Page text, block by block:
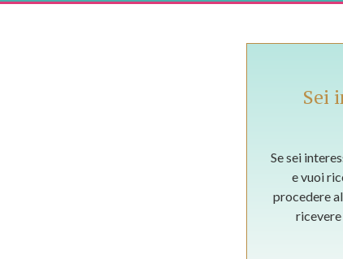
Sei
Se sei
e vuoi
procedere